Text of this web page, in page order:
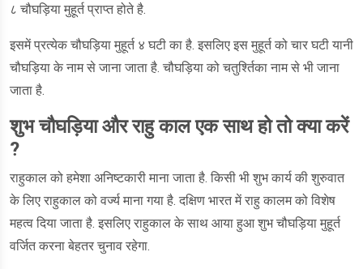
८ चौघड़िया मुहूर्त प्राप्त होते है.
इसमें प्रत्येक चौघड़िया मुहूर्त ४ घटी का है. इसलिए इस मुहूर्त को चार घटी यानी
चौघड़िया के नाम से जाना जाता है. चौघड़िया को चतुर्श्तिका नाम से भी जाना
जाता है.
शुभ चौघड़िया और राहु काल एक साथ हो तो क्या करें
?
राहुकाल को हमेशा अनिष्टकारी माना जाता है. किसी भी शुभ कार्य की शुरुवात
के लिए राहुकाल को वर्ज्य माना गया है. दक्षिण भारत में राहु कालम को विशेष
महत्व दिया जाता है. इसलिए राहुकाल के साथ आया हुआ शुभ चौघड़िया मुहूर्त
वर्जित करना बेहतर चुनाव रहेगा.